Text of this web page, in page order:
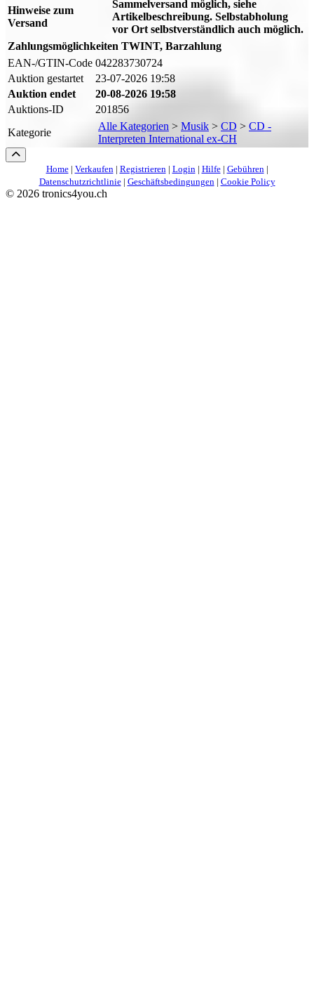
Hinweise zum
Versand
Sammelversand möglich, siehe
Artikelbeschreibung. Selbstabholung
vor Ort selbstverständlich auch möglich.
Zahlungsmöglichkeiten TWINT, Barzahlung
EAN-/GTIN-Code 042283730724
Auktion gestartet
23-07-2026 19:58
Auktion endet
20-08-2026 19:58
Auktions-ID
201856
Kategorie
Alle Kategorien > Musik > CD > CD -
Interpreten International ex-CH
Home| Verkaufen| Registrieren| Login| Hilfe| Gebühren|
Datenschutzrichtlinie| Geschäftsbedingungen| Cookie Policy
© 2026 tronics4you.ch